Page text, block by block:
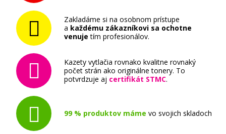
Pridať do košíka
KYOCERA TK-520M (Purpurový)
Zakladáme si na osobnom prístupe
a každému zákazníkovi sa ochotne
venuje tím profesionálov.
Kazety vytlačia rovnako kvalitne rovnaký
počet strán ako originálne tonery. To
potvrdzuje aj certifikát STMC.
99 % produktov máme vo svojich skladoch